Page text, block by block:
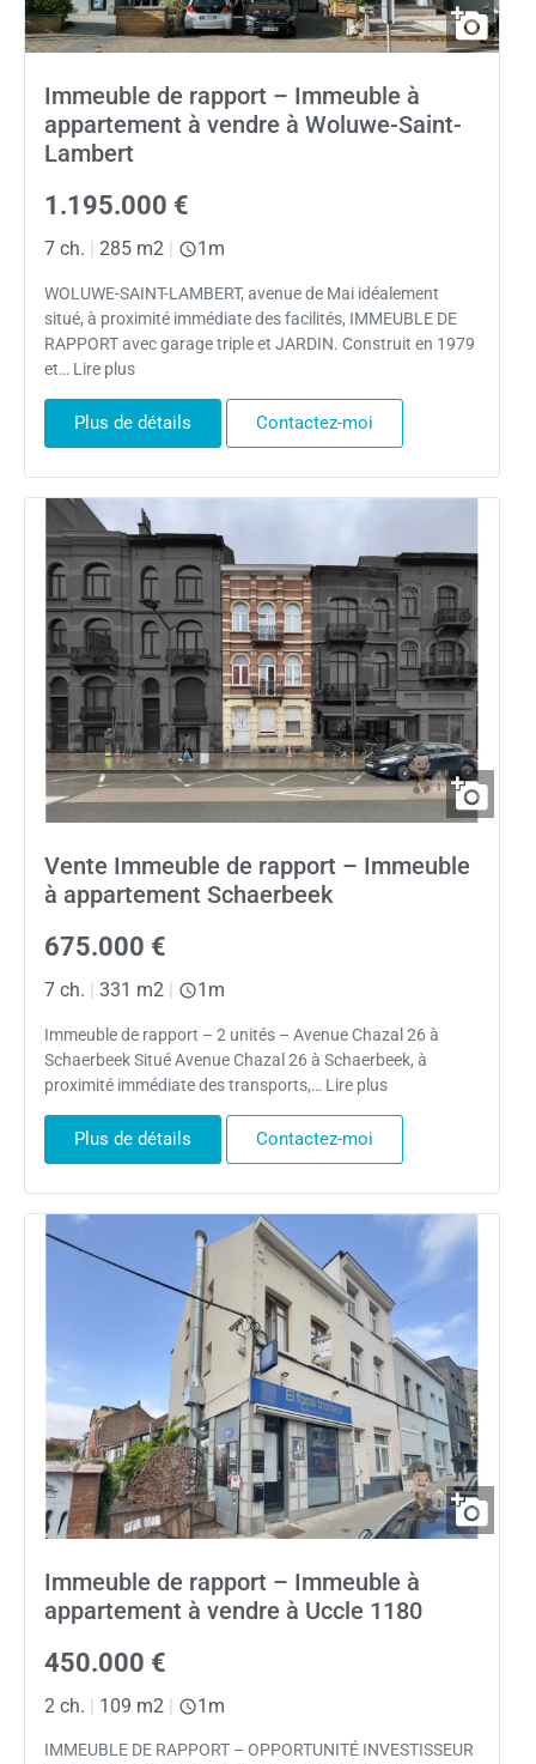
Immeuble de rapport – Immeuble à
appartement à vendre à Woluwe-Saint-
Lambert
1.195.000 €
7 ch. 285 m2 1m
WOLUWE-SAINT-LAMBERT, avenue de Mai idéalement
situé, à proximité immédiate des facilités, IMMEUBLE DE
RAPPORT avec garage triple et JARDIN. Construit en 1979
et… Lire plus
Plus de détails Contactez-moi
Vente Immeuble de rapport – Immeuble
à appartement Schaerbeek
675.000 €
7 ch. 331 m2 1m
Immeuble de rapport – 2 unités – Avenue Chazal 26 à
Schaerbeek Situé Avenue Chazal 26 à Schaerbeek, à
proximité immédiate des transports,… Lire plus
Plus de détails Contactez-moi
Immeuble de rapport – Immeuble à
appartement à vendre à Uccle 1180
450.000 €
2 ch. | 109 m2 | 1m
IMMEUBLE DE RAPPORT – OPPORTUNITÉ INVESTISSEUR